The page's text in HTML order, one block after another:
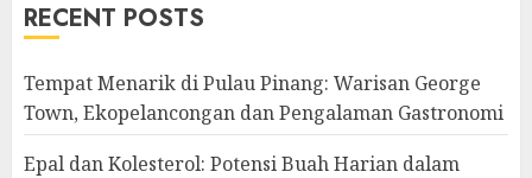
RECENT POSTS
Tempat Menarik di Pulau Pinang: Warisan George
Town, Ekopelancongan dan Pengalaman Gastronomi
Epal dan Kolesterol: Potensi Buah Harian dalam